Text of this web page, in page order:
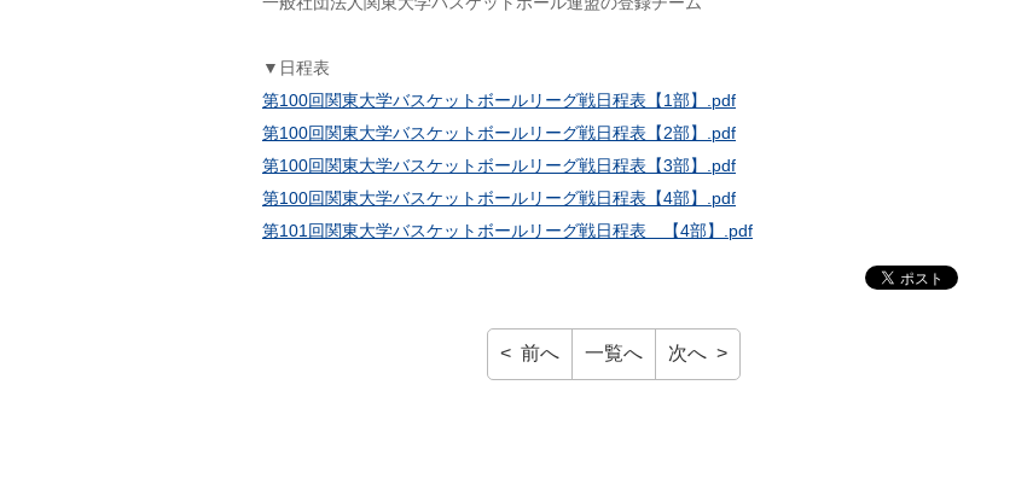
▼日程表
第100回関東大学バスケットボールリーグ戦日程表【1部】.pdf
第100回関東大学バスケットボールリーグ戦日程表【2部】.pdf
第100回関東大学バスケットボールリーグ戦日程表【3部】.pdf
第100回関東大学バスケットボールリーグ戦日程表【4部】.pdf
第101回関東大学バスケットボールリーグ戦日程表 【4部】.pdf
< 前へ 一覧へ 次へ >